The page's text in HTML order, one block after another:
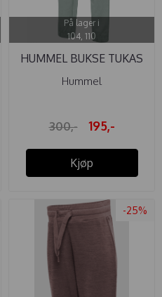
På lager i
104, 110
HUMMEL BUKSE TUKAS
ICEBERG ...
Hummel
300,- 195,-
Kjøp
-25%